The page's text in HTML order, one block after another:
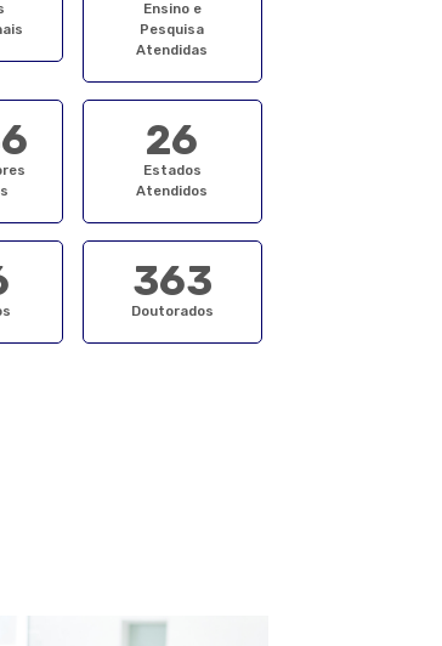
Ensino e
Pesquisa
Atendidas
26
Estados
Atendidos
363
Doutorados